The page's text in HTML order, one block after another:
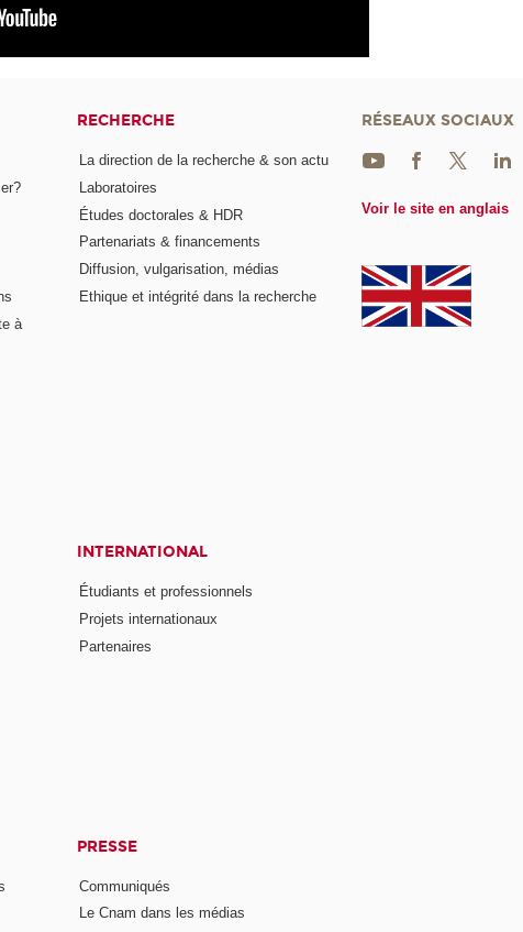
à
RECHERCHE
La direction de la recherche & son actu
Laboratoires
Études doctorales & HDR
Partenariats & financements
Diffusion, vulgarisation, médias
Ethique et intégrité dans la recherche
INTERNATIONAL
Étudiants et professionnels
Projets internationaux
Partenaires
PRESSE
Communiqués
Le Cnam dans les médias
RÉSEAUX SOCIAUX
Voir le site en anglais